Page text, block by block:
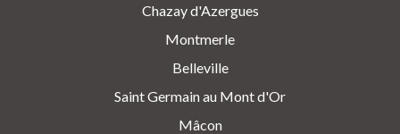
Chazay d'Azergues
Montmerle
Belleville
Saint Germain au Mont d'Or
Mâcon